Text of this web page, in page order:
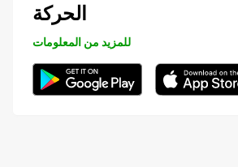
الحركة
للمزيد من المعلومات